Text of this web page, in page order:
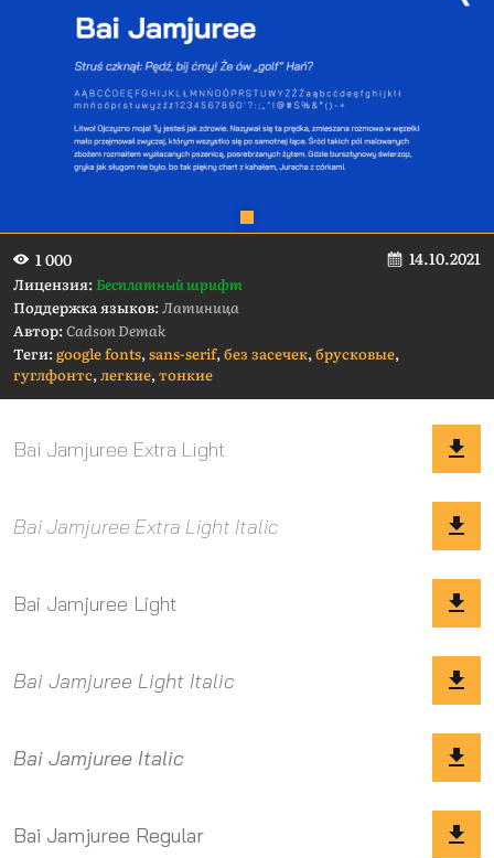
1 000 14.10.2021
Лицензия:Бесплатный шрифт
Поддержка языков:Латиница
Автор:Cadson Demak
Теги:google fonts,sans-serif,без засечек,брусковые,
гуглфонтс,легкие,тонкие